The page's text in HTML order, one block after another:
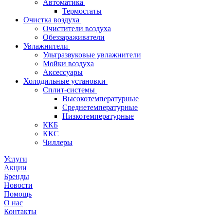
Автоматика
Термостаты
Очистка воздуха
Очистители воздуха
Обеззараживатели
Увлажнители
Ультразвуковые увлажнители
Мойки воздуха
Аксессуары
Холодильные установки
Сплит-системы
Высокотемпературные
Среднетемпературные
Низкотемпературные
ККБ
ККС
Чиллеры
Услуги
Акции
Бренды
Новости
Помощь
О нас
Контакты